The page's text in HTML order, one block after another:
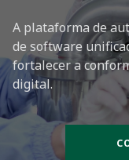
A plataforma de
de software
fortalecer a
digital.